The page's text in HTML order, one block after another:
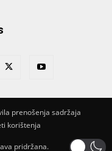
prenošenja sadržaja
korištenja
pridržana.